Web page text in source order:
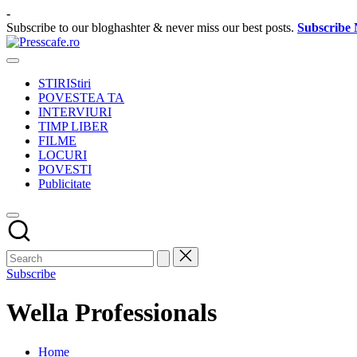
Skip
to
content
-
Subscribe to our bloghashter & never miss our best posts. Subscribe
Presscafe.ro
Cafeneau
urbaneSTIRIStiri
POVESTEA TA
INTERVIURI
TIMP LIBER
FILME
LOCURI
POVESTI
Publicitate
Subscribe
Wella Professionals
Home